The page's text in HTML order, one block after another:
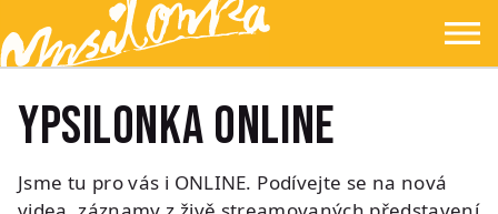
Přejít na hlavní obsah
Přejít na navigaci
Přejít na hledání
Ypsilonka ☰
Ypsilonka ONLINE
Jsme tu pro vás i ONLINE. Podívejte se na nová